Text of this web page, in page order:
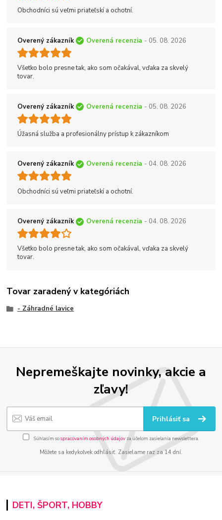
Obchodníci sú veľmi priateľskí a ochotní.
Overený zákazník Overená recenzia - 05. 08. 2026
Všetko bolo presne tak, ako som očakával, vďaka za skvelý
tovar.
Overený zákazník Overená recenzia - 05. 08. 2026
Úžasná služba a profesionálny prístup k zákazníkom
Overený zákazník Overená recenzia - 04. 08. 2026
Obchodníci sú veľmi priateľskí a ochotní.
Overený zákazník Overená recenzia - 04. 08. 2026
Všetko bolo presne tak, ako som očakával, vďaka za skvelý
tovar.
Tovar zaradený v kategóriách
- Záhradné lavice
Nepremeškajte novinky, akcie a
zľavy!
Prihlásiť sa
Súhlasím sospracovaním osobných údajov za účelom zasielania newslettera.
Môžete sa kedykoľvek odhlásiť. Zasielame raz za 14 dní.
DETI, ŠPORT, HOBBY